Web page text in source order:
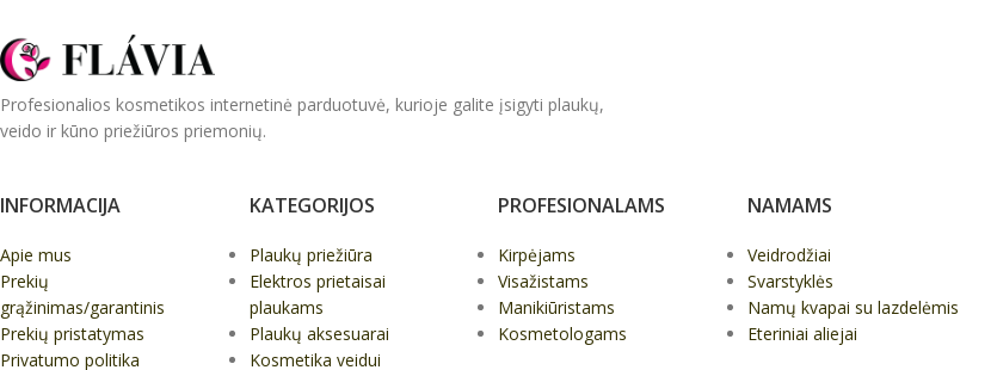
Profesionalios kosmetikos internetinė parduotuvė, kurioje galite įsigyti plaukų,
veido ir kūno priežiūros priemonių.
INFORMACIJA
Apie mus
Prekių
grąžinimas/garantinis
Prekių pristatymas
Privatumo politika
KATEGORIJOS
Plaukų priežiūra
Elektros prietaisai
plaukams
Plaukų aksesuarai
Kosmetika veidui
PROFESIONALAMS
Kirpėjams
Visažistams
Manikiūristams
Kosmetologams
NAMAMS
Veidrodžiai
Svarstyklės
Namų kvapai su lazdelėmis
Eteriniai aliejai